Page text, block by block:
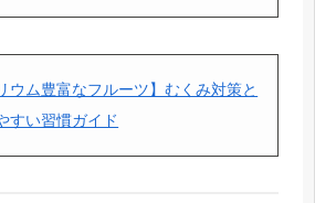
ウム豊富なフルーツ】むくみ対策と
すい習慣ガイド